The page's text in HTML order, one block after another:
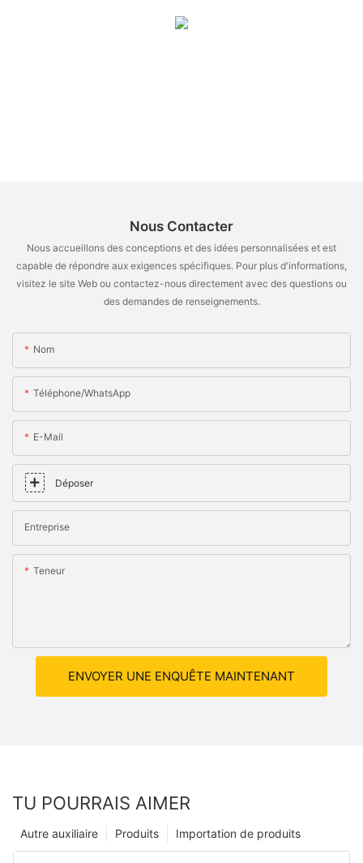
Nous Contacter
Nous accueillons des conceptions et des idées personnalisées et est
capable de répondre aux exigences spécifiques. Pour plus d'informations,
visitez le site Web ou contactez-nous directement avec des questions ou
des demandes de renseignements.
Nom
Téléphone/WhatsApp
E-Mail
Déposer
Entreprise
Teneur
ENVOYER UNE ENQUÊTE MAINTENANT
TU POURRAIS AIMER
Importation de produits
Produits
Autre auxiliaire